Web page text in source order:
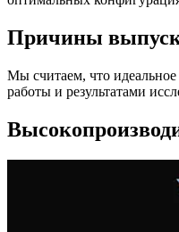
Причины
Мы считаем, что
работы и результатами